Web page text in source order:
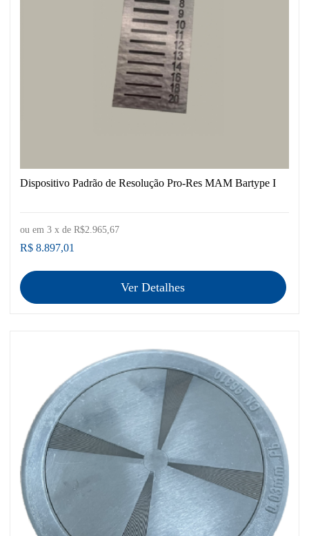
Dispositivo Padrão de Resolução Pro-Res MAM Bartype I
R$ 8.897,01
ou em 3 x de R$2.965,67
Ver Detalhes